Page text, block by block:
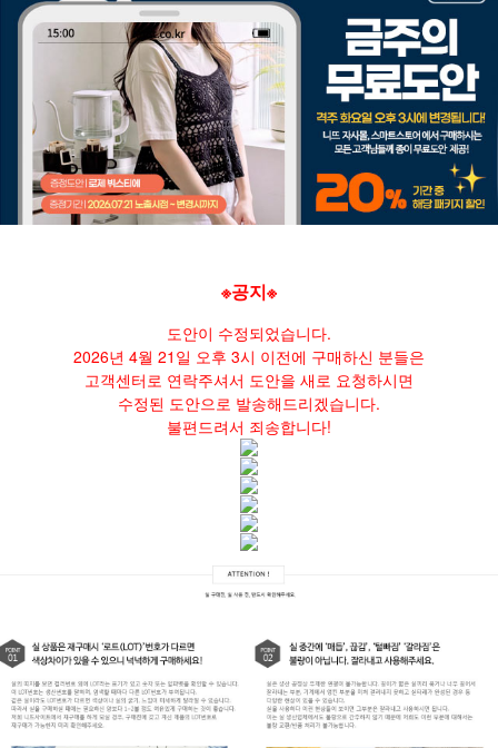
※공지※
도안이 수정되었습니다.
2026년 4월 21일 오후 3시 이전에 구매하신 분들은
고객센터로 연락주셔서 도안을 새로 요청하시면
수정된 도안으로 발송해드리겠습니다.
불편드려서 죄송합니다!